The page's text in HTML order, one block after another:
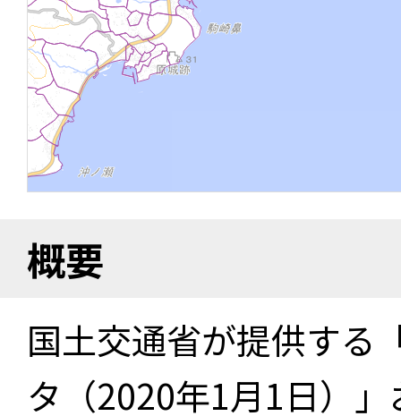
概要
国土交通省が提供する
タ（2020年1月1日）